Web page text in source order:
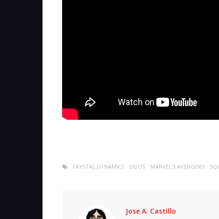
CRYSTAL DYNAMICS EIDOS MARVEL’S AVENGERS
Jose A. Castillo